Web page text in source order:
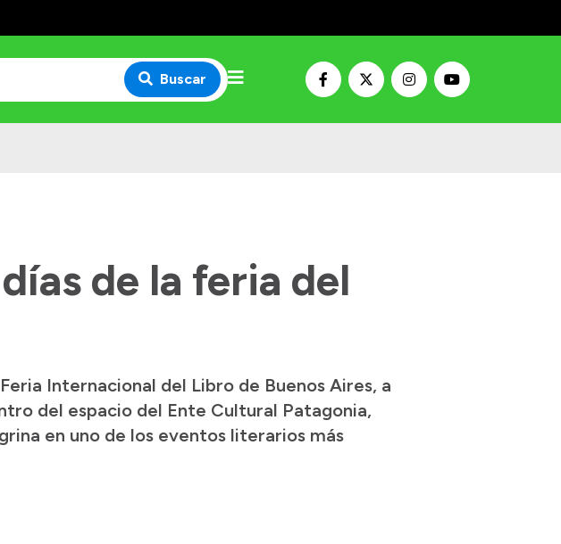
Buscar
de la feria del
Internacional del Libro de Buenos Aires, a
del espacio del Ente Cultural Patagonia,
en uno de los eventos literarios más